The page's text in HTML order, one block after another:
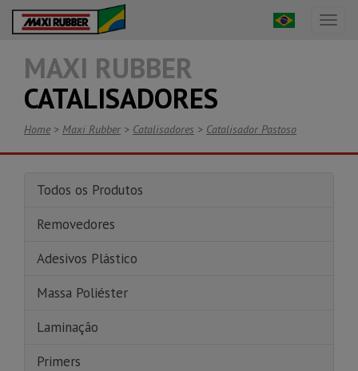
MAXI RUBBER
CATALISADORES
Home > Maxi Rubber > Catalisadores > Catalisador Pastoso
Todos os Produtos
Removedores
Adesivos Plástico
Massa Poliéster
Laminação
Primers